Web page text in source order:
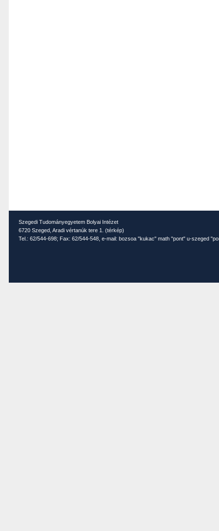
Szegedi Tudományegyetem Bolyai Intézet
6720 Szeged, Aradi vértanúk tere 1. (térkép)
Tel.: 62/544-698; Fax: 62/544-548, e-mail: bozsoa "kukac" math "pont" u-szeged